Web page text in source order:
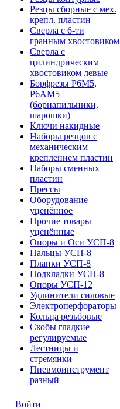
Резцы сборные с мех.
крепл. пластин
Сверла с 6-ти
гранным хвостовиком
Сверла с
цилиндрическим
хвостовиком левые
Борфрезы Р6М5,
Р6АМ5
(борнапильники,
шарошки)
Ключи накидные
Наборы резцов с
механическим
креплением пластин
Наборы сменных
пластин
Прессы
Оборудование
уценённое
Прочие товары
уценённые
Опоры и Оси УСП-8
Пальцы УСП-8
Планки УСП-8
Подкладки УСП-8
Опоры УСП-12
Удлинители силовые
Электроперфораторы
Кольца резьбовые
Скобы гладкие
регулируемые
Лестницы и
стремянки
Пневмоинструмент
разный
Войти